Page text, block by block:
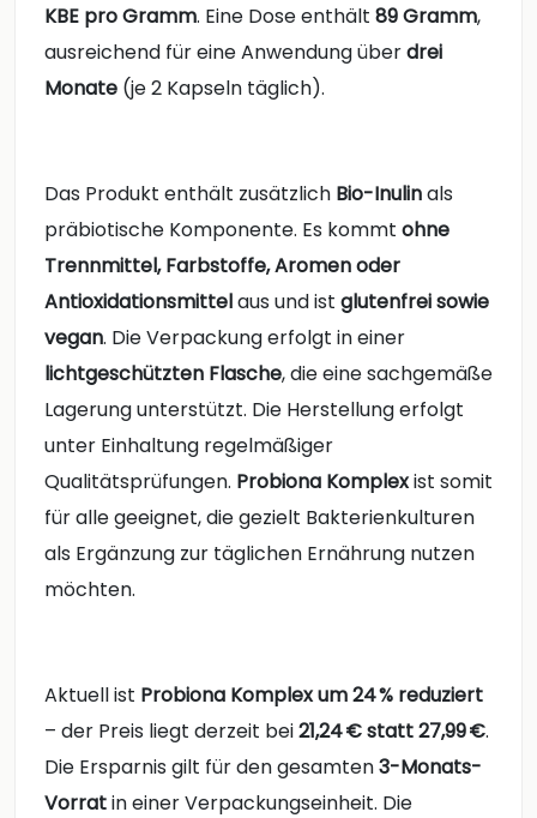
KBE pro Gramm. Eine Dose enthält 89 Gramm,
ausreichend für eine Anwendung überdrei
Monate (je 2 Kapseln täglich).
Das Produkt enthält zusätzlich Bio-Inulinals
präbiotische Komponente. Es kommt ohne
Trennmittel, Farbstoffe, Aromen oder
Antioxidationsmittelaus und ist glutenfrei sowie
vegan. Die Verpackung erfolgt in einer
lichtgeschützten Flasche, die eine sachgemäße
Lagerung unterstützt. Die Herstellung erfolgt
unter Einhaltung regelmäßiger
Qualitätsprüfungen. Probiona Komplexist somit
für alle geeignet, die gezielt Bakterienkulturen
als Ergänzung zur täglichen Ernährung nutzen
möchten.
Aktuell ist Probiona Komplexum 24 % reduziert
– der Preis liegt derzeit bei21,24 € statt 27,99 €.
Die Ersparnis gilt für den gesamten3-Monats-
Vorratin einer Verpackungseinheit. Die